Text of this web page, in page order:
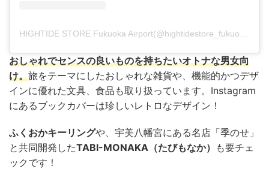
おしゃれでセンスの良いものを持ちたいオトナな男女向
け。旅をテーマにしたおしゃれな雑貨や、機能的かつデザ
インに優れた文具、食品も取り扱っています。Instagram
にあるブックカバーは珍しいレトロなデザイン！
ふくおかキーリングや、宇美八幡宮にある名店「季のせ」
と共同開発したTABI-MONAKA（たびもなか） も要チェ
ックです！